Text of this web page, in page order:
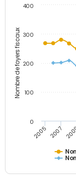
Nombre de foyers fiscaux
2005 2007
0
100
200
300
400